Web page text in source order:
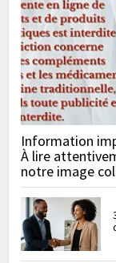
Information
À lire
notre image